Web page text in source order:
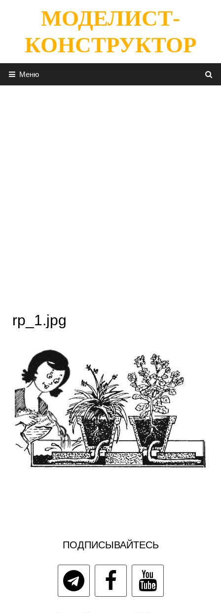
содержимомуМОДЕЛИСТ-
КОНСТРУКТОР
Меню
rp_1.jpg
ПОДПИСЫВАЙТЕСЬ